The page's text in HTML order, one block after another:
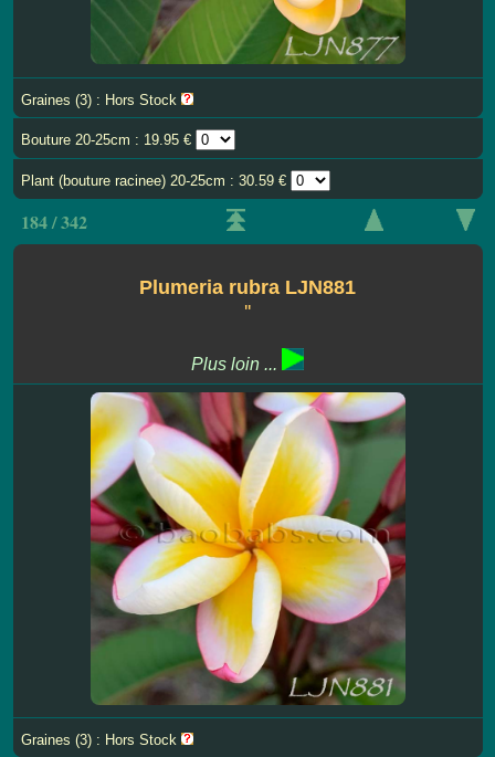
Graines (3) : Hors Stock
Bouture 20-25cm : 19.95 €
Plant (bouture racinee) 20-25cm : 30.59 €
184 / 342
Plumeria rubra LJN881
''
Plus loin ...
Graines (3) : Hors Stock